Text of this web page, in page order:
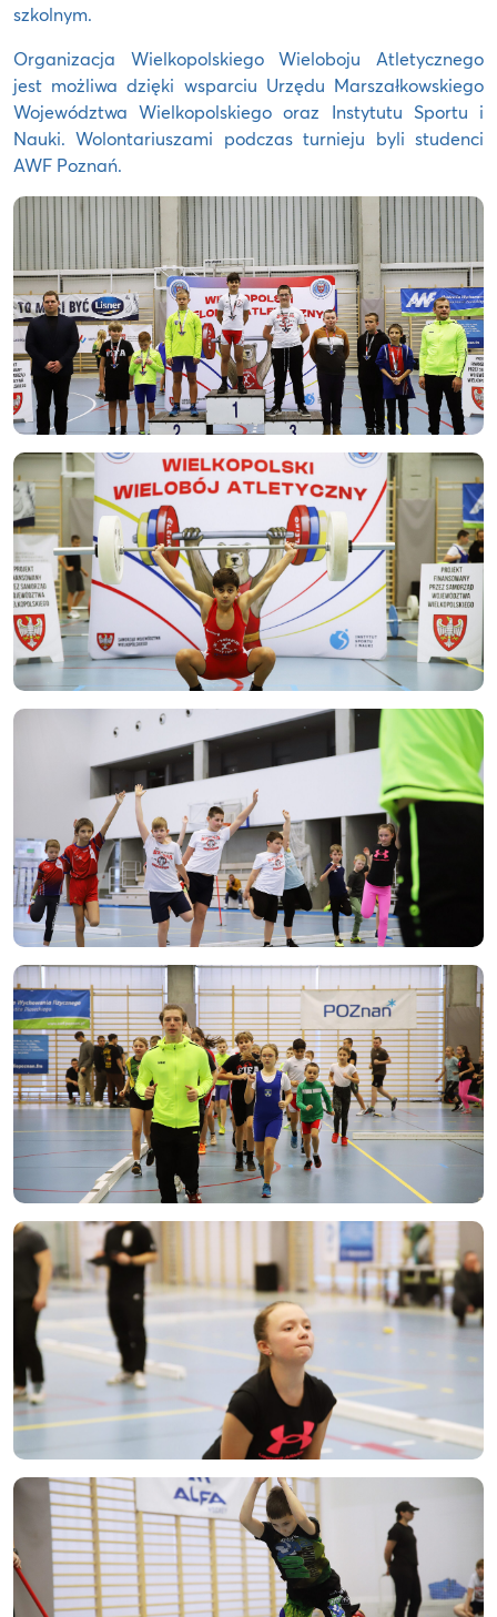
szkolnym.
Organizacja Wielkopolskiego Wieloboju Atletycznego
jest możliwa dzięki wsparciu Urzędu Marszałkowskiego
Województwa Wielkopolskiego oraz Instytutu Sportu i
Nauki. Wolontariuszami podczas turnieju byli studenci
AWF Poznań.